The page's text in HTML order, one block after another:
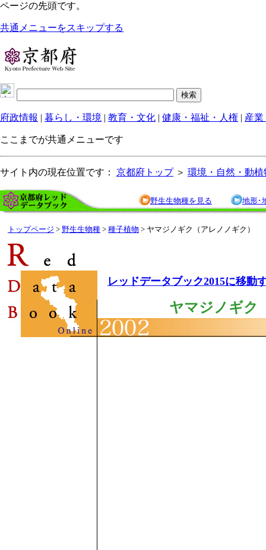
ページの先頭です。
共通メニューをスキップする
府政情報 | 暮らし・環境 | 教育・文化 | 健康・福祉・人権 | 産業
ここまでが共通メニューです
サイト内の現在位置です： 京都府トップ＞ 環境・自然・動植
野生生物種を見る 地形･
トップページ > 野生生物種 > 種子植物 > ヤマジノギク（アレノノギク）
レッドデータブック2015に移動
ヤマジノギク